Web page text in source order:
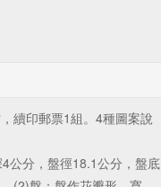
印郵票1組。4種圖案說
分，盤徑18.1公分，盤底